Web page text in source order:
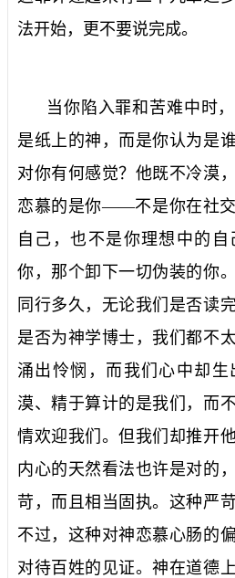
法开始，更不要说完成。
当你陷入罪和苦难中时
是纸上的神，而是你认为是
对你有何感觉？他既不冷漠
恋慕的是你——不是你在社
自己，也不是你理想中的
你，那个卸下一切伪装的你
同行多久，无论我们是否读
是否为神学博士，我们都不
涌出怜悯，而我们心中却
漠、精于算计的是我们，而
情欢迎我们。但我们却推开
内心的天然看法也许是对的
苛，而且相当固执。这种严
不过，这种对神恋慕心肠的
对待百姓的见证。神在道德